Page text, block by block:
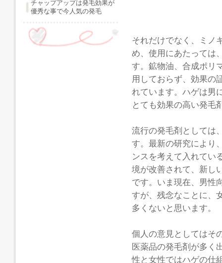
チャップアップは発毛効果が
優秀な事で今人気の発毛
それだけでなく、ミノ
め、使用にあたっては
す。鉱物油、合成ポリ
用しておらず、効果の
れています。ハゲは男
とても効果の高い発毛
流行の発毛剤としては
す。最新の研究により
ンスを考えて入れてい
境が改善されて、新し
です。いま現在、男性
すが、残念なことに、
多くないと思います。
個人の意見としてはそ
医薬品の発毛剤が多く
性と女性ではハゲの仕